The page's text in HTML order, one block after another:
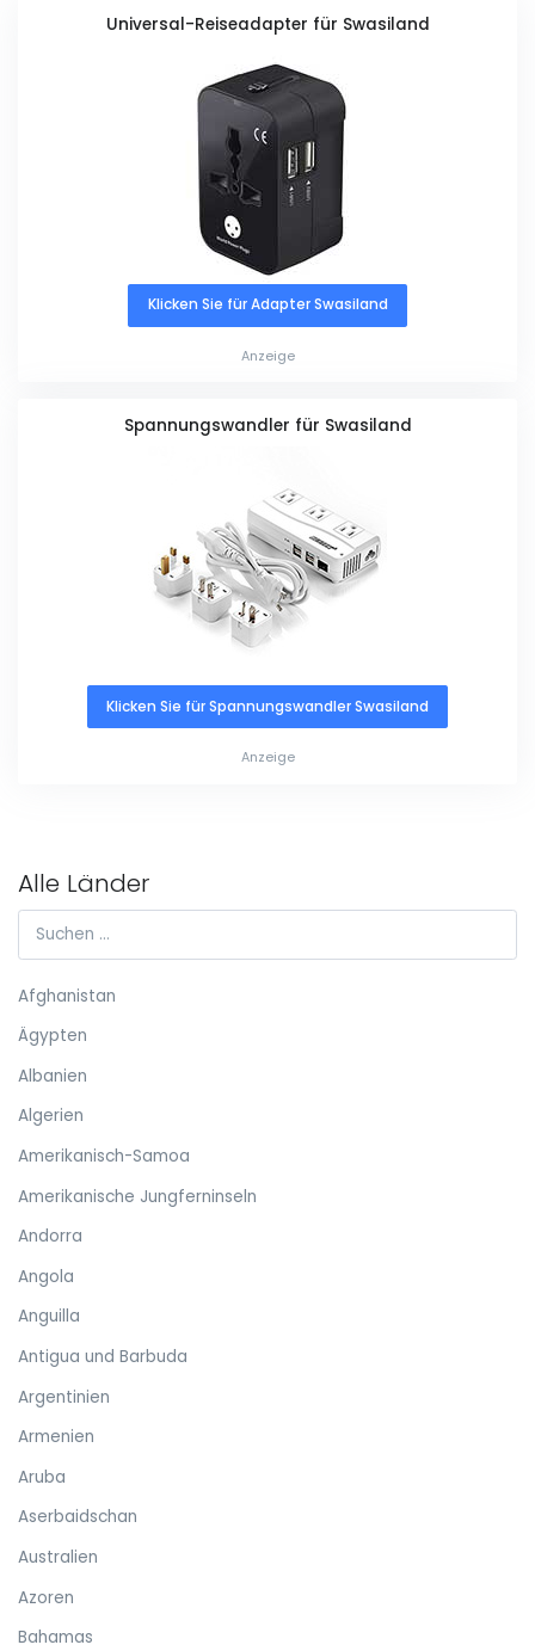
Universal-Reiseadapter für Swasiland
Klicken Sie für Adapter Swasiland
Anzeige
Spannungswandler für Swasiland
Klicken Sie für Spannungswandler Swasiland
Anzeige
Alle Länder
Afghanistan
Ägypten
Albanien
Algerien
Amerikanisch-Samoa
Amerikanische Jungferninseln
Andorra
Angola
Anguilla
Antigua und Barbuda
Argentinien
Armenien
Aruba
Aserbaidschan
Australien
Azoren
Bahamas